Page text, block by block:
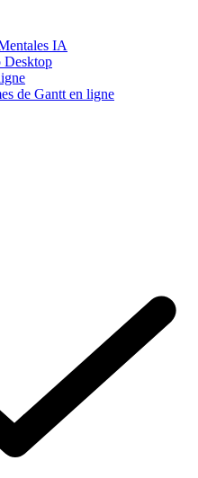
IA
Desktop
de Gantt en ligne